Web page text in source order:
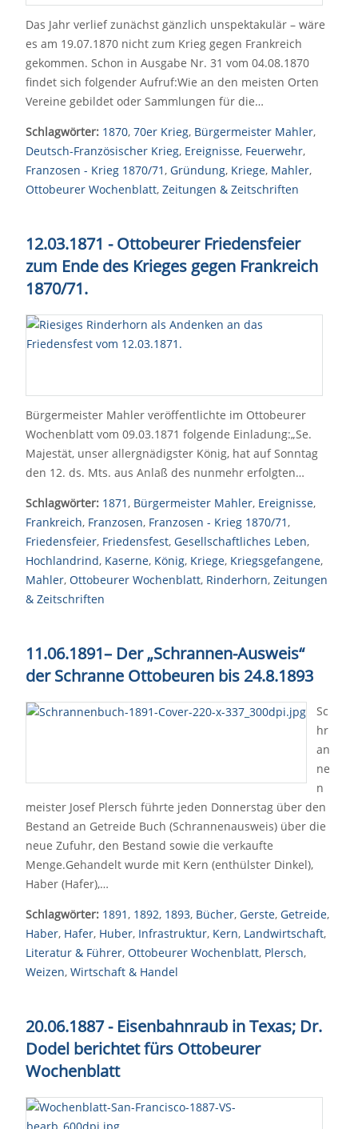
Das Jahr verlief zunächst gänzlich unspektakulär – wäre
es am 19.07.1870 nicht zum Krieg gegen Frankreich
gekommen. Schon in Ausgabe Nr. 31 vom 04.08.1870
findet sich folgender Aufruf:Wie an den meisten Orten
Vereine gebildet oder Sammlungen für die…
Schlagwörter: 1870, 70er Krieg, Bürgermeister Mahler,
Deutsch-Französischer Krieg, Ereignisse, Feuerwehr,
Franzosen - Krieg 1870/71, Gründung, Kriege, Mahler,
Ottobeurer Wochenblatt, Zeitungen & Zeitschriften
12.03.1871 - Ottobeurer Friedensfeier
zum Ende des Krieges gegen Frankreich
1870/71.
Bürgermeister Mahler veröffentlichte im Ottobeurer
Wochenblatt vom 09.03.1871 folgende Einladung:„Se.
Majestät, unser allergnädigster König, hat auf Sonntag
den 12. ds. Mts. aus Anlaß des nunmehr erfolgten…
Schlagwörter: 1871, Bürgermeister Mahler, Ereignisse,
Frankreich, Franzosen, Franzosen - Krieg 1870/71,
Friedensfeier, Friedensfest, Gesellschaftliches Leben,
Hochlandrind, Kaserne, König, Kriege, Kriegsgefangene,
Mahler, Ottobeurer Wochenblatt, Rinderhorn, Zeitungen
& Zeitschriften
11.06.1891– Der „Schrannen-Ausweis“
der Schranne Ottobeuren bis 24.8.1893
Sc
hr
an
ne
n
meister Josef Plersch führte jeden Donnerstag über den
Bestand an Getreide Buch (Schrannenausweis) über die
neue Zufuhr, den Bestand sowie die verkaufte
Menge.Gehandelt wurde mit Kern (enthülster Dinkel),
Haber (Hafer),…
Schlagwörter: 1891, 1892, 1893, Bücher, Gerste, Getreide,
Haber, Hafer, Huber, Infrastruktur, Kern, Landwirtschaft,
Literatur & Führer, Ottobeurer Wochenblatt, Plersch,
Weizen, Wirtschaft & Handel
20.06.1887 - Eisenbahnraub in Texas; Dr.
Dodel berichtet fürs Ottobeurer
Wochenblatt